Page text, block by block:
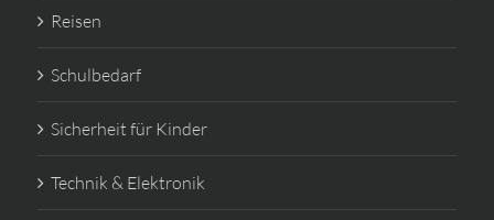
Reisen
Schulbedarf
Sicherheit für Kinder
Technik & Elektronik